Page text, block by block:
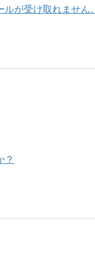
が受け取れません。
？